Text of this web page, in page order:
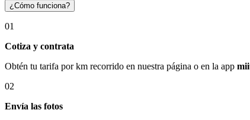
¿Cómo funciona?
01
Cotiza y contrata
Obtén tu tarifa por km recorrido en nuestra página o en la app
02
Envía las fotos